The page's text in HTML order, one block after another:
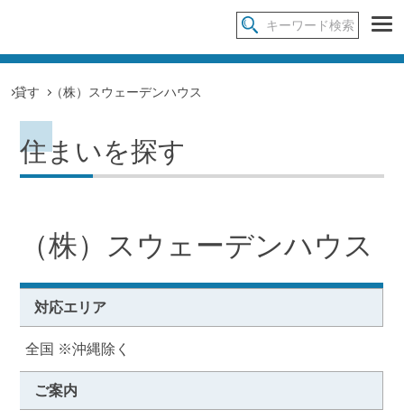
貸す （株）スウェーデンハウス
住まいを探す
（株）スウェーデンハウス
対応エリア
全国 ※沖縄除く
ご案内